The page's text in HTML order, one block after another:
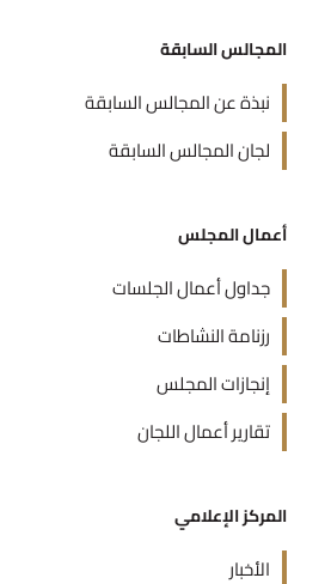
المجالس السابقة
نبذة عن المجالس السابقة
لجان المجالس السابقة
أعمال المجلس
جداول أعمال الجلسات
رزنامة النشاطات
إنجازات المجلس
تقارير أعمال اللجان
المركز الإعلامي
الأخبار